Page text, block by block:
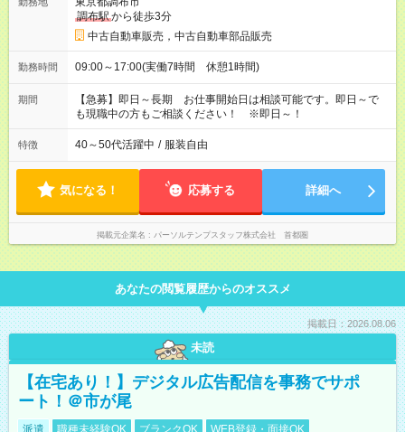
調布駅から徒歩3分
中古自動車販売，中古自動車部品販売
勤務時間 09:00～17:00(実働7時間 休憩1時間)
期間
【急募】即日～長期 お仕事開始日は相談可能です。即日～で
も現職中の方もご相談ください！ ※即日～！
特徴 40～50代活躍中 / 服装自由
気になる！ 応募する 詳細へ
掲載元企業名 パーソルテンプスタッフ株式会社 首都圏
あなたの閲覧履歴からのオススメ
掲載日：2026.08.06
未読
【在宅あり！】デジタル広告配信を事務でサポ
ート！＠市が尾
派遣 職種未経験OK ブランクOK WEB登録・面接OK